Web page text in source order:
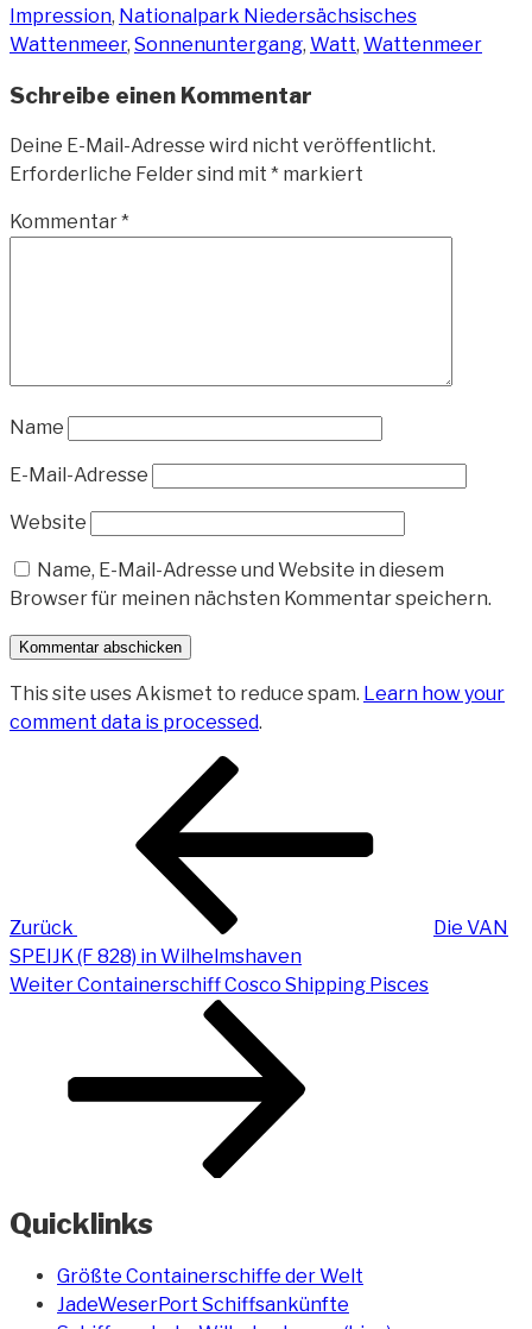
Impression, Nationalpark Niedersächsisches
Wattenmeer, Sonnenuntergang, Watt, Wattenmeer
Schreibe einen Kommentar
Deine E-Mail-Adresse wird nicht veröffentlicht.
Erforderliche Felder sind mit * markiert
Kommentar*
Name
E-Mail-Adresse
Website
Name, E-Mail-Adresse und Website in diesem
Browser für meinen nächsten Kommentar speichern.
This site uses Akismet to reduce spam. Learn how your
comment data is processed.
Beitragsnavigation
Zurück
Die VAN
SPEIJK (F 828) in Wilhelmshaven
Nächster
WeiterContainerschiff Cosco Shipping Pisces
Quicklinks
Größte Containerschiffe der Welt
JadeWeserPort Schiffsankünfte